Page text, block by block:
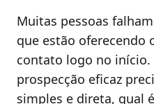
Muitas pessoas
que estão oferecendo
contato logo no início.
prospecção eficaz
simples e direta, qual